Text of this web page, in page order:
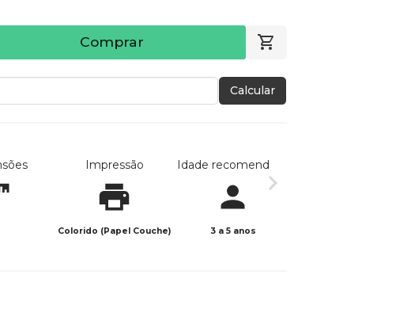
Comprar
Calcular
Impressão
Colorido (Papel Couche)
Idade recomendada
3 a 5 anos